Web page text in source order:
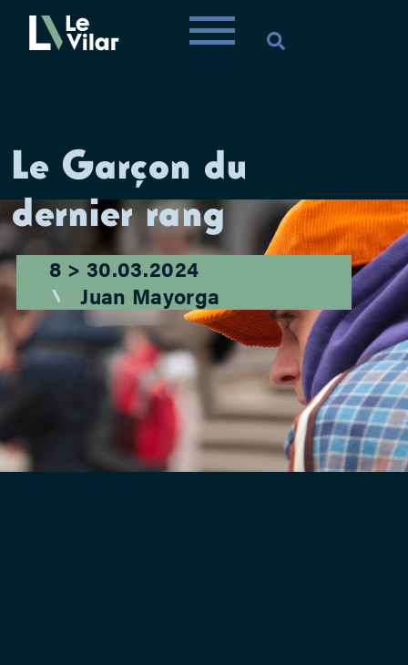
Le Garçon du
dernier rang
8 > 30.03.2024
Juan Mayorga